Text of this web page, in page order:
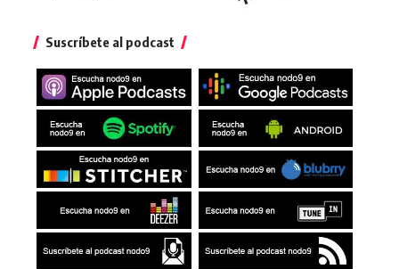
Suscríbete al podcast